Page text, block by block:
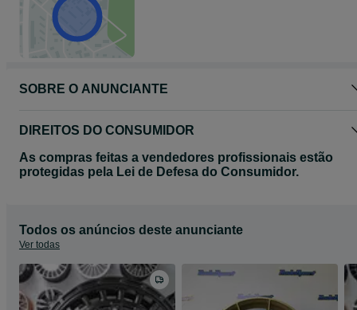
SOBRE O ANUNCIANTE
DIREITOS DO CONSUMIDOR
As compras feitas a vendedores profissionais estão
protegidas pela Lei de Defesa do Consumidor.
Todos os anúncios deste anunciante
Ver todas